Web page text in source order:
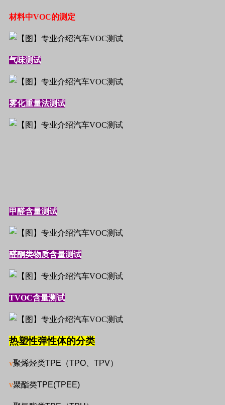
材料中VOC的测定
气味测试
雾化重量法测试
甲醛含量测试
醛酮类物质含量测试
TVOC含量测试
热塑性弹性体的分类
v聚烯烃类TPE （TPO TPV）
v聚酯类TPE(TPEE)